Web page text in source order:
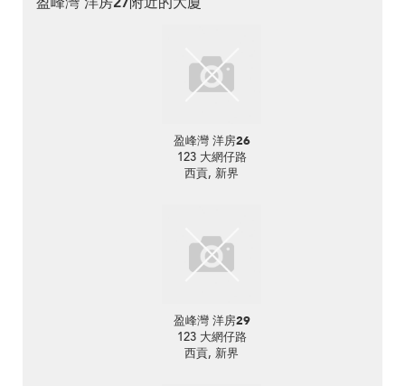
盈峰灣 洋房26
123 大網仔路
西貢, 新界
盈峰灣 洋房29
123 大網仔路
西貢, 新界